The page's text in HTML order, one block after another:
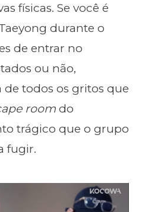
físicas. Se você é
durante o
de entrar no
ou não,
todos os gritos que
room do
trágico que o grupo
fugir.